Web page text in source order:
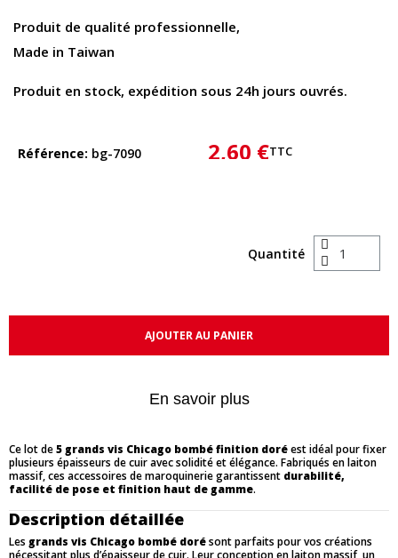
Produit de qualité professionnelle,
Made in Taiwan
Produit en stock, expédition sous 24h jours ouvrés.
Référence bg-7090 2,60 €TTC
Quantité
AJOUTER AU PANIER
En savoir plus
Ce lot de5 grands vis Chicago bombé finition doréest idéal pour fixer
plusieurs épaisseurs de cuir avec solidité et élégance. Fabriqués en laiton
massif, ces accessoires de maroquinerie garantissent durabilité,
facilité de pose et finition haut de gamme.
Description détaillée
Les grands vis Chicago bombé dorésont parfaits pour vos créations
nécessitant plus d’épaisseur de cuir. Leur conception en laiton massif, un